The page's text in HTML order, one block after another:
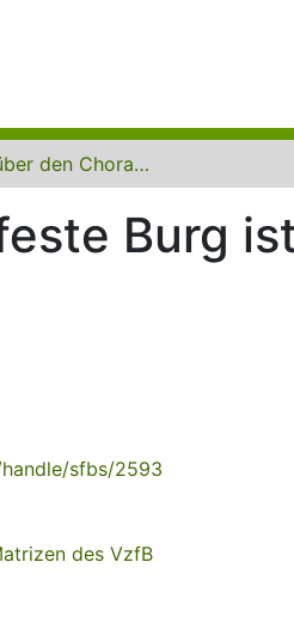
Fantasie über den Choral " Ein feste Burg ist unser Gott" op. 27
Burg
sfbs/2593
des VzfB